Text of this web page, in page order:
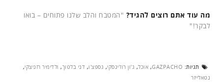
מה עוד אתם רוצים להגיד? "המטבח והלב שלנו פתוחים – בואו
לבקר!"
תגיות: GAZPACHO
, אוכל, ג'ון רוז'ינסקי, גספצ'ו, דני בלטוך, ולדימיר רזניצקי,
נטאלייזר